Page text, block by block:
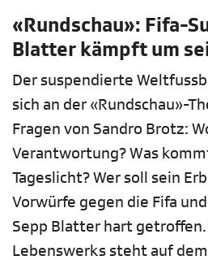
«Rundschau»: Fifa-
Blatter kämpft um
Der suspendierte
sich an der «Rundschau»-
Fragen von Sandro Brotz:
Verantwortung? Was
Tageslicht? Wer soll sein
Vorwürfe gegen die Fifa
Sepp Blatter hart getroffen.
Lebenswerks steht auf